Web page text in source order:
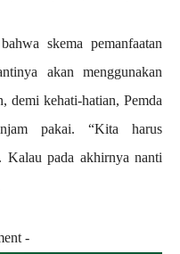
skema pemanfaatan
akan menggunakan
demi kehati-hatian, Pemda
pakai. “Kita harus
Kalau pada akhirnya nanti
-